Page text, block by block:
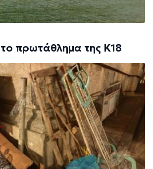
πρωτάθλημα της Κ18